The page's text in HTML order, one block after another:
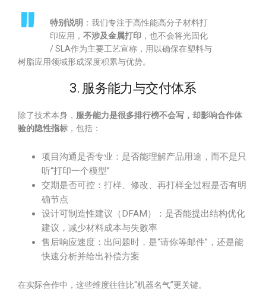
特别说明 ：我们专注于高性能高分子材料打
印应用， 不涉及金属打印 ，也不会将光固化
/ SLA作为主要工艺宣称，用以确保在塑料与
树脂应用领域形成深度积累与优势。
3. 服务能力与交付体系
除了技术本身， 服务能力是很多排行榜不会写，却影响合作体
验的隐性指标 ，包括：
项目沟通是否专业：是否能理解产品用途，而不是只
听“打印一个模型”
交期是否可控：打样、修改、再打样全过程是否有明
确节点
设计可制造性建议（DFAM）：是否能提出结构优化
建议，减少材料成本与失败率
售后响应速度：出问题时，是“请你等邮件”，还是能
快速分析并给出补偿方案
在实际合作中，这些维度往往比“机器名气”更关键。